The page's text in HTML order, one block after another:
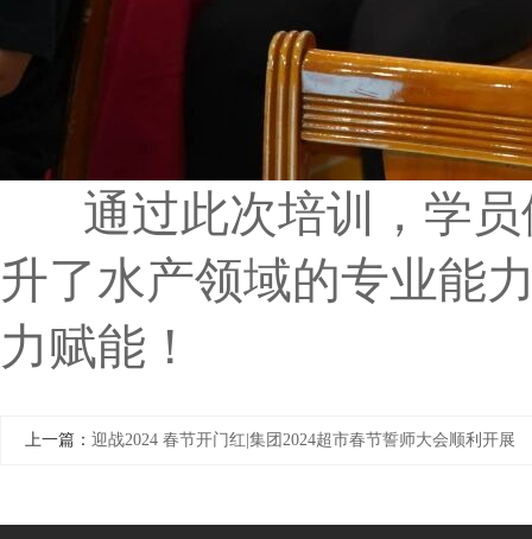
通过此次培训，学员
升了水产领域的专业能
力赋能！
上一篇： 迎战2024 春节开门红|集团2024超市春节誓师大会顺利开展